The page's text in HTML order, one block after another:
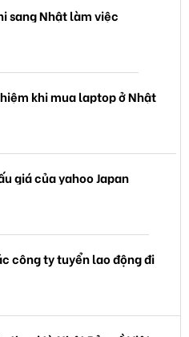
sang Nhật làm việc
khi mua laptop ở Nhật
giá của yahoo Japan
công ty tuyển lao động đi